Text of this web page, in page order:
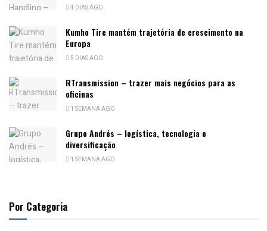
4 DIAS AGO
Kumho Tire mantém trajetória de crescimento na
Europa
5 DIAS AGO
RTransmission – trazer mais negócios para as
oficinas
1 SEMANA AGO
Grupo Andrés – logística, tecnologia e
diversificação
1 SEMANA AGO
Por Categoria